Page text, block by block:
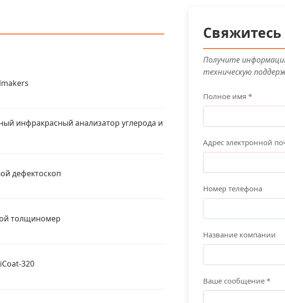
инфракрасный анализатор углерода и
дефектоскоп
толщиномер
320
Получите
техническую
Полное имя *
Адрес электронной
Номер телефона
Название компании
Ваше сообщение *